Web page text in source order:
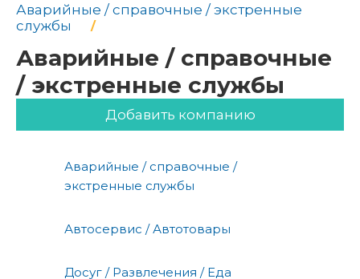
Аварийные / справочные / экстренные
службы
Аварийные / справочные
/ экстренные службы
Добавить компанию
Аварийные / справочные /
экстренные службы
Автосервис / Автотовары
Досуг / Развлечения / Еда